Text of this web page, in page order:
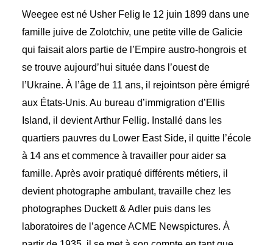
Weegee est né Usher Felig le 12 juin 1899 dans une
famille juive de Zolotchiv, une petite ville de Galicie
qui faisait alors partie de l’Empire austro-hongrois et
se trouve aujourd’hui située dans l’ouest de
l’Ukraine. À l’âge de 11 ans, il rejointson père émigré
aux États-Unis. Au bureau d’immigration d’Ellis
Island, il devient Arthur Fellig. Installé dans les
quartiers pauvres du Lower East Side, il quitte l’école
à 14 ans et commence à travailler pour aider sa
famille. Après avoir pratiqué différents métiers, il
devient photographe ambulant, travaille chez les
photographes Duckett & Adler puis dans les
laboratoires de l’agence ACME Newspictures. À